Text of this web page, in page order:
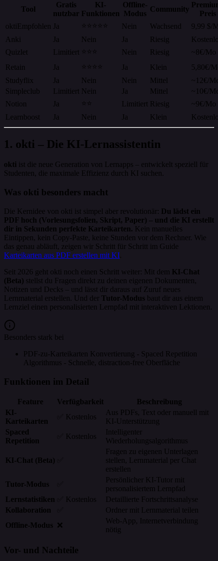
Tool
Gratis
nutzbar
KI-
Funktionen
Offline-
Modus
Community
Preis
oktiEmpfohlen Ja ⭐⭐⭐⭐⭐ Nein Wachsend
9,99 $/
Anki
Ja Nein Ja Riesig
Quizlet
Limitiert ⭐⭐⭐ Nein Riesig
~8€/Mo
Retain
Ja ⭐⭐⭐⭐ Ja Klein
5,80€/
Studyflix
Ja Nein Nein Mittel
~12€/
Simpleclub
Limitiert Nein Ja Mittel
~10€/
Notion
Ja ⭐⭐ Limitiert Riesig
~9€/Mo
Learnboost
Ja Nein Ja Klein
1. okti – Die KI-Lernassistentin
okti ist die neue Generation von Lernapps – entwickelt speziell für
Studenten, die maximale Effizienz durch KI suchen.
Was okti besonders macht
Die Kernidee von okti ist simpel aber revolutionär: Du lädst ein
PDF hoch (Vorlesungsfolien, Skript, Paper) – und die KI erstellt
dir in Sekunden perfekte Karteikarten. Kein manuelles
Eintippen, kein Copy-Paste, keine Stunden vor dem Rechner. Wie
das genau abläuft, zeigen wir Schritt für Schritt im Guide
Karteikarten aus PDF erstellen mit KI
Seit 2026 geht okti noch einen Schritt weiter: Mit dem KI-Chat
(Beta) stellst du Fragen direkt zu deinen eigenen Dokumenten,
Notizen und Decks – und lässt dir daraus auf Zuruf neues
Lernmaterial erstellen. Und der Tutor-Modus baut dir aus einem
Lernziel einen personalisierten Lernpfad mit interaktiven Lektionen.
Besonders stark bei
PDF-zu-Karteikarten Konvertierung - Spaced Repetition
Algorithmus - Schnelle, distraction-free Oberfläche
Funktionen im Detail
Feature Verfügbarkeit
Beschreibung
KI-
Karteikarten
✅ Kostenlos
Aus PDFs, Text oder manuell mit
KI-Unterstützung
Spaced
Repetition
✅ Kostenlos
Intelligenter
Wiederholungsalgorithmus
KI-Chat (Beta)
Fragen zu eigenen Unterlagen
stellen, Lernmaterial per Chat
erstellen
Tutor-Modus
Persönlicher KI-Tutor mit
personalisiertem Lernpfad
Lernstatistiken
✅ Kostenlos
Detaillierte Fortschrittsanalyse
Kollaboration
Ordner mit Lernmaterial teilen
Offline-Modus ❌
Web-App, Internetverbindung
nötig
Vor- und Nachteile